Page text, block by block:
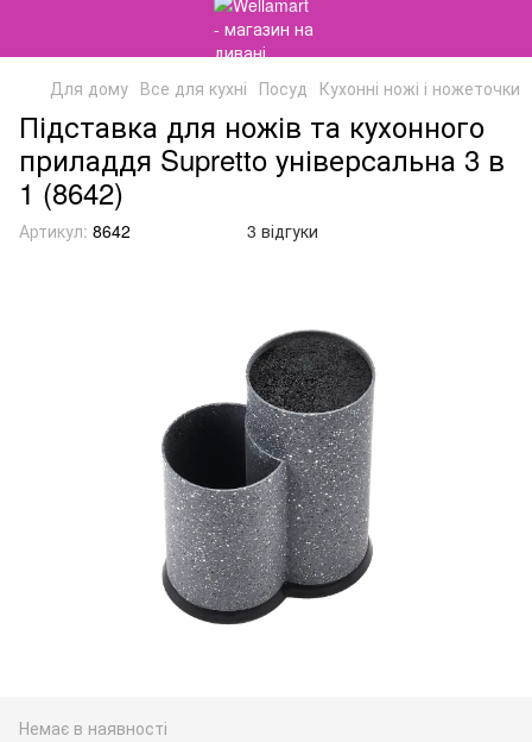
Для дому Все для кухні Посуд Кухонні ножі і ножеточки
Підставка для ножів та кухонного
приладдя Supretto універсальна 3 в
1 (8642)
Артикул: 8642 3 відгуки
Немає в наявності